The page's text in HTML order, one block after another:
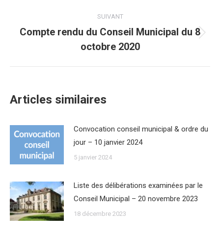
SUIVANT
Onglet
suivant
Compte rendu du Conseil Municipal du 8
octobre 2020
Articles similaires
Convocation conseil municipal & ordre du
jour – 10 janvier 2024
5 janvier 2024
Liste des délibérations examinées par le
Conseil Municipal – 20 novembre 2023
18 décembre 2023